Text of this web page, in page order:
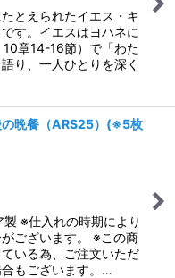
とえられたイエス・キ
す。イエスはヨハネに
10章14-16節）で「わた
り、一人ひとりを深く
晩餐（ARS25）(※5枚
※仕入れの時期により
ございます。 ※この商
いる為、ご注文いただ
もございます。…